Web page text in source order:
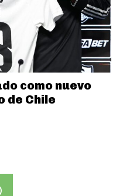
como nuevo
de Chile